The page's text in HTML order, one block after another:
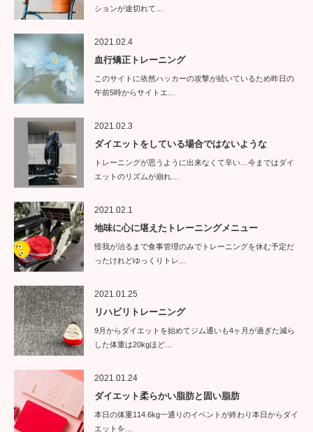
ションが途切れて…
2021.02.4
血行矯正トレーニング
このサイトに依然ハッカーの攻撃が続いているため昨日の
午前5時からサイトエ…
2021.02.3
ダイエットをしている場合ではないような
トレーニングが思うように出来なくて辛い…今まではダイ
エットのリズムが崩れ…
2021.02.1
地味に心に堪えたトレーニングメニュー
怪我が治るまで食事管理のみでトレーニングを休む予定だ
ったけれどゆっくりトレ…
2021.01.25
リハビリトレーニング
9月からダイエットを始めてジム通いも4ヶ月が過ぎた減ら
した体重は20kgほど…
2021.01.24
ダイエット柔らかい脂肪と固い脂肪
本日の体重114.6kg一通りのイベントが終わり本日からダイ
エットを…